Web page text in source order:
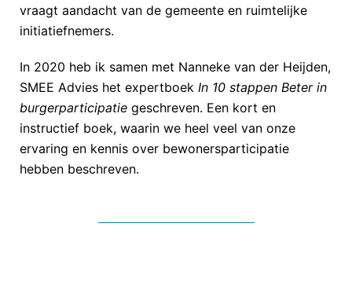
vraagt aandacht van de gemeente en ruimtelijke
initiatiefnemers.
In 2020 heb ik samen met Nanneke van der Heijden,
SMEE Advies het expertboek In 10 stappen Beter in
burgerparticipatie geschreven. Een kort en
instructief boek, waarin we heel veel van onze
ervaring en kennis over bewonersparticipatie
hebben beschreven.